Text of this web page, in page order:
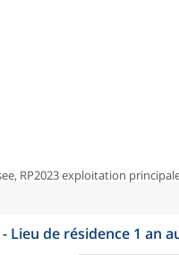
RP2023 exploitation
- Lieu de résidence 1 an